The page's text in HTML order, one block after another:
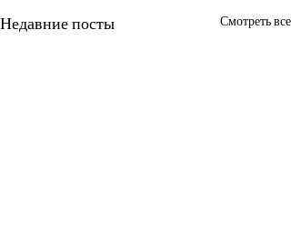
Недавние посты Смотреть все